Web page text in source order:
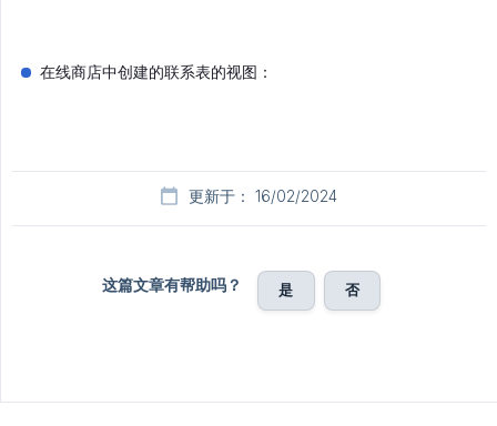
在线商店中创建的联系表的视图：
更新于： 16/02/2024
这篇文章有帮助吗？ 是 否